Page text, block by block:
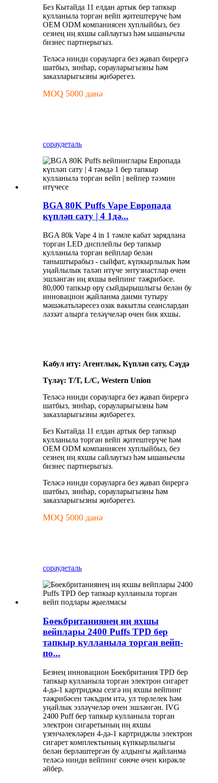
Без Кытайда 11 елдан артык бер тапкыр
кулланыла торган вейп җитештерүче һәм
OEM ODM компаниясен хуплыйбыз, без
сезнең иң яхшы сайлаугыз һәм ышанычлы
бизнес партнерыгыз.
Теләсә нинди сорауларга без җавап бирергә
шатбыз, зинһар, сорауларыгызны һәм
заказларыгызны җибәрегез.
MOQ 5000 данә
сораудеталь
BGA 80K Puffs Vape Европада
күпләп сату | 4 1дә...
BGA 80k Vape 4 in 1 тәмле кабат зарядлана
торган LED дисплейлы бер тапкыр
кулланыла торган вейплар белән
таныштырабыз - сыйфат, күпкырлылык һәм
уңайлылык таләп итүче энтузиастлар өчен
эшләнгән иң яхшы вейпинг тәҗрибәсе.
80,000 тапкыр өрү сыйдырышлыгы белән бу
инновацион җайланма даими тутыру
мәшәкатьләресез озак вакытлы сеанслардан
ләззәт алырга теләүчеләр өчен бик яхшы.
Кабул итү: Агентлык, Күпләп сату, Сәүдә
Түләү: T/T, L/C, Western Union
Теләсә нинди сорауларга без җавап бирергә
шатбыз, зинһар, сорауларыгызны һәм
заказларыгызны җибәрегез.
Без Кытайда 11 елдан артык бер тапкыр
кулланыла торган вейп җитештерүче һәм
OEM ODM компаниясен хуплыйбыз, без
сезнең иң яхшы сайлаугыз һәм ышанычлы
бизнес партнерыгыз.
Теләсә нинди сорауларга без җавап бирергә
шатбыз, зинһар, сорауларыгызны һәм
заказларыгызны җибәрегез.
MOQ 5000 данә
сораудеталь
Бөекбританиянең иң яхшы
вейплары 2400 Puffs TPD бер
тапкыр кулланыла торган вейп-
по...
Безнең инновацион Бөекбритания TPD бер
тапкыр кулланыла торган электрон сигарет
4-дә-1 картриджы сезгә иң яхшы вейпинг
тәҗрибәсен тәкъдим итә, ул төрлелек һәм
уңайлык эзләүчеләр өчен эшләнгән. IVG
2400 Puff бер тапкыр кулланыла торган
электрон сигаретының иң яхшы
үзенчәлекләрен 4-дә-1 картриджлы электрон
сигарет комплектының күпкырлылыгы
белән берләштергән бу алдынгы җайланма
теләсә нинди вейпинг сөюче өчен кирәкле
әйбер.